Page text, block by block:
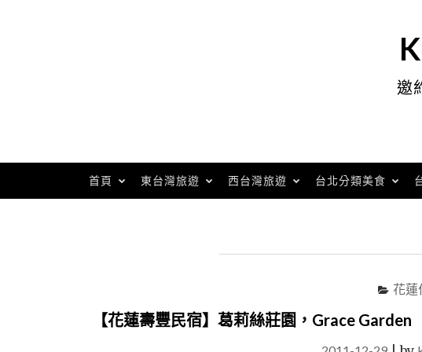
邀
首頁 東台灣旅遊 西台灣旅遊 台北分類美食
花蓮
【花蓮壽豐民宿】葛莉絲莊園，Grace Garden